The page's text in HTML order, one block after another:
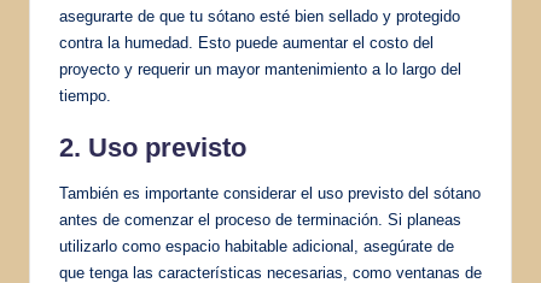
asegurarte de que tu sótano esté bien sellado y protegido
contra la humedad. Esto puede aumentar el costo del
proyecto y requerir un mayor mantenimiento a lo largo del
tiempo.
2. Uso previsto
También es importante considerar el uso previsto del sótano
antes de comenzar el proceso de terminación. Si planeas
utilizarlo como espacio habitable adicional, asegúrate de
que tenga las características necesarias, como ventanas de